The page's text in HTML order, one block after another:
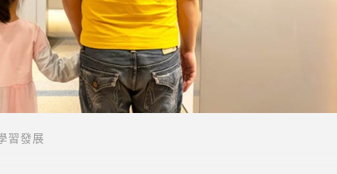
習發展